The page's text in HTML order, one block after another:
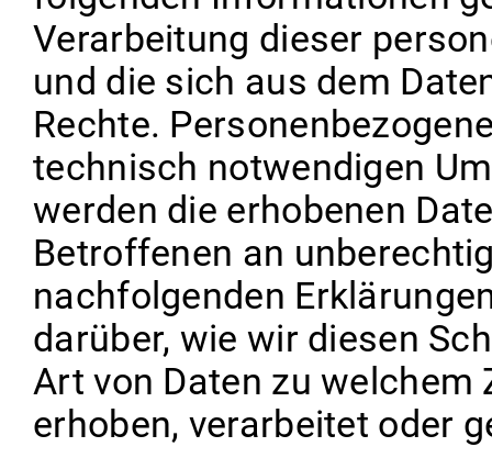
Verarbeitung dieser
und die sich aus dem
Rechte.
technisch notwendigen
werden die erhobenen
Betroffenen an
nachfolgenden
darüber, wie wir diesen
Art von Daten zu
erhoben, verarbeitet oder